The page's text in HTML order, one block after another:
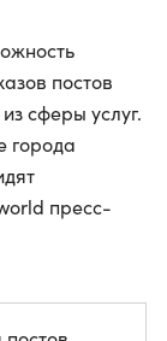
постов
сферы услуг.
города
пресс-